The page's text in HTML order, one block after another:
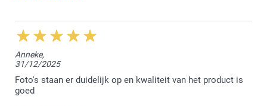
23/06/2026
10:06
Dag Fee,
Bedankt voor jouw waardevolle feedback!
Met vriendelijke groeten,
Anneke,
31/12/2025
Foto's staan er duidelijk op en kwaliteit van het product is
goed